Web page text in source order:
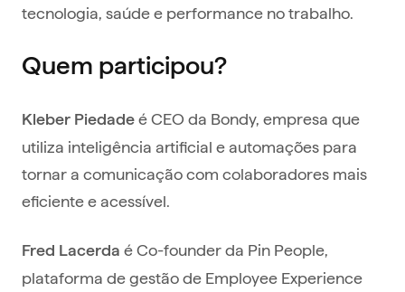
tecnologia, saúde e performance no trabalho.
Quem participou?
Kleber Piedade é CEO da Bondy, empresa que
utiliza inteligência artificial e automações para
tornar a comunicação com colaboradores mais
eficiente e acessível.
Fred Lacerda é Co-founder da Pin People,
plataforma de gestão de Employee Experience